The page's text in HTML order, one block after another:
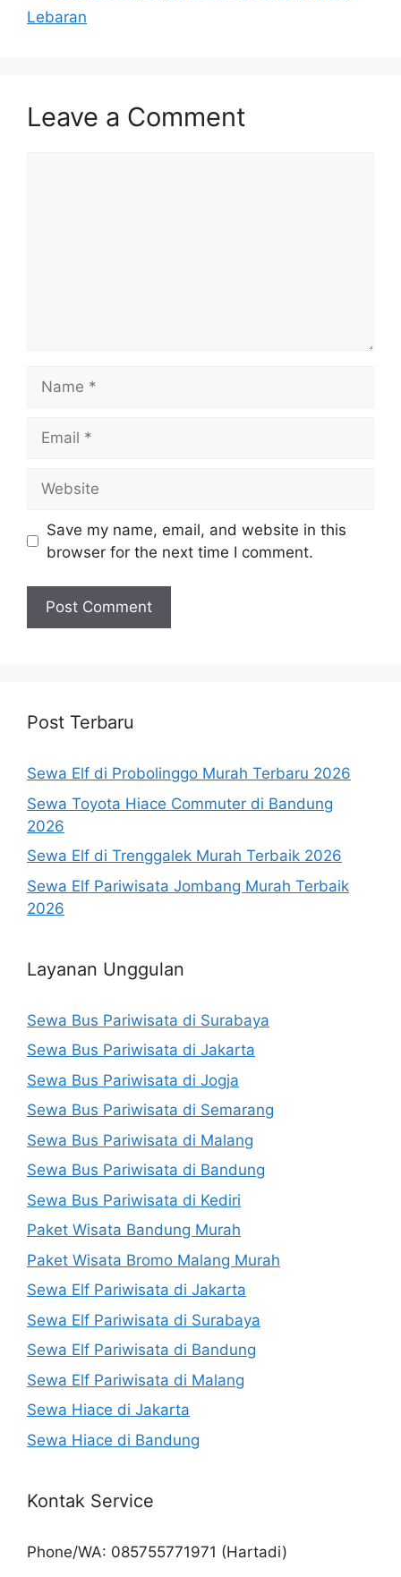
Lebaran
Leave a Comment
Save my name, email, and website in this
browser for the next time I comment.
Post Terbaru
Sewa Elf di Probolinggo Murah Terbaru 2026
Sewa Toyota Hiace Commuter di Bandung
2026
Sewa Elf di Trenggalek Murah Terbaik 2026
Sewa Elf Pariwisata Jombang Murah Terbaik
2026
Layanan Unggulan
Sewa Bus Pariwisata di Surabaya
Sewa Bus Pariwisata di Jakarta
Sewa Bus Pariwisata di Jogja
Sewa Bus Pariwisata di Semarang
Sewa Bus Pariwisata di Malang
Sewa Bus Pariwisata di Bandung
Sewa Bus Pariwisata di Kediri
Paket Wisata Bandung Murah
Paket Wisata Bromo Malang Murah
Sewa Elf Pariwisata di Jakarta
Sewa Elf Pariwisata di Surabaya
Sewa Elf Pariwisata di Bandung
Sewa Elf Pariwisata di Malang
Sewa Hiace di Jakarta
Sewa Hiace di Bandung
Kontak Service
Phone/WA: 085755771971 (Hartadi)